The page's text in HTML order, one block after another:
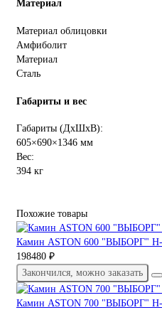
Материал
Материал облицовки
Амфиболит
Материал
Сталь
Габариты и вес
Габариты (ДхШхВ):
605×690×1346 мм
Вес:
394 кг
Похожие товары
Камин ASTON 600 "ВЫБОРГ" Н-
198480 ₽
Закончился, можно заказать
Камин ASTON 700 "ВЫБОРГ"